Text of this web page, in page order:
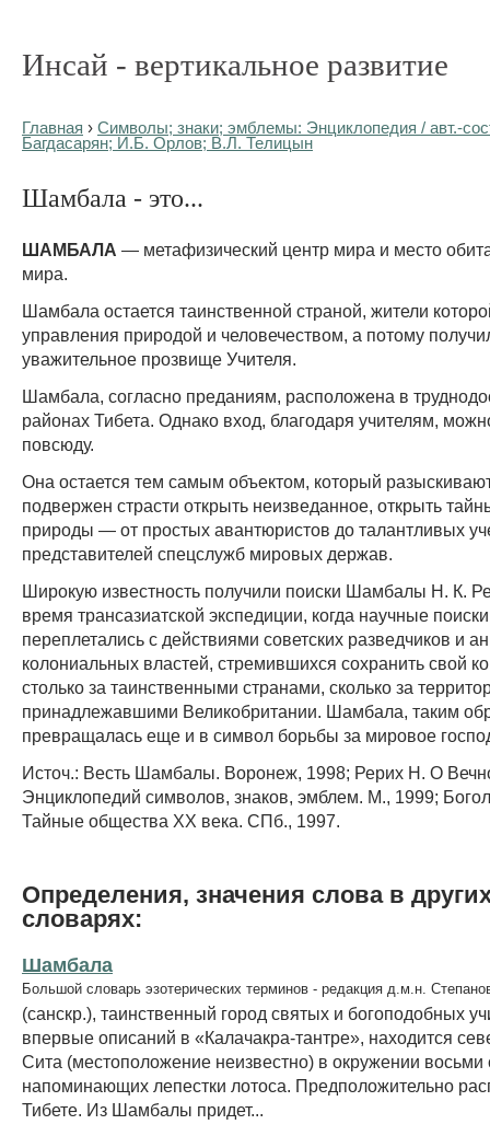
Инсай - вертикальное развитие
Главная › Символы; знаки; эмблемы: Энциклопедия / авт.-
Багдасарян; И.Б. Орлов; В.Л. Телицын
Шамбала - это...
ШАМБАЛА — метафизический центр мира и место
мира.
Шамбала остается таинственной страной, жители
управления природой и человечеством, а потому
уважительное прозвище Учителя.
Шамбала, согласно преданиям, расположена в
районах Тибета. Однако вход, благодаря учителям,
повсюду.
Она остается тем самым объектом, который
подвержен страсти открыть неизведанное, открыть
природы — от простых авантюристов до талантливых
представителей спецслужб мировых держав.
Широкую известность получили поиски Шамбалы Н. К.
время трансазиатской экспедиции, когда научные поиски
переплетались с действиями советских разведчиков и
колониальных властей, стремившихся сохранить свой
столько за таинственными странами, сколько за
принадлежавшими Великобритании. Шамбала, таким
превращалась еще и в символ борьбы за мировое
Источ.: Весть Шамбалы. Воронеж, 1998; Рерих Н. О
Энциклопедий символов, знаков, эмблем. М., 1999;
Тайные общества XX века. СПб., 1997.
Определения, значения слова в
словарях:
Шамбала
Большой словарь эзотерических терминов - редакция д.м.н.
(санскр.), таинственный город святых и богоподобных
впервые описаний в «Калачакра-тантре», находится
Сита (местоположение неизвестно) в окружении восьми
напоминающих лепестки лотоса. Предположительно
Тибете. Из Шамбалы придет...